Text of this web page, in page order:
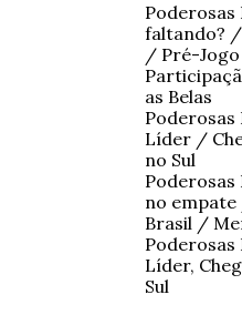
Poderosas
faltando? /
/ Pré-Jogo
as Belas
Poderosas
Líder /
no Sul
no empate
Brasil /
Poderosas
Líder,
Sul